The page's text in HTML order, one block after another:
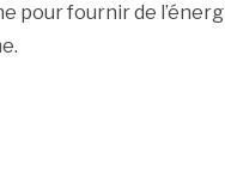
pour fournir de